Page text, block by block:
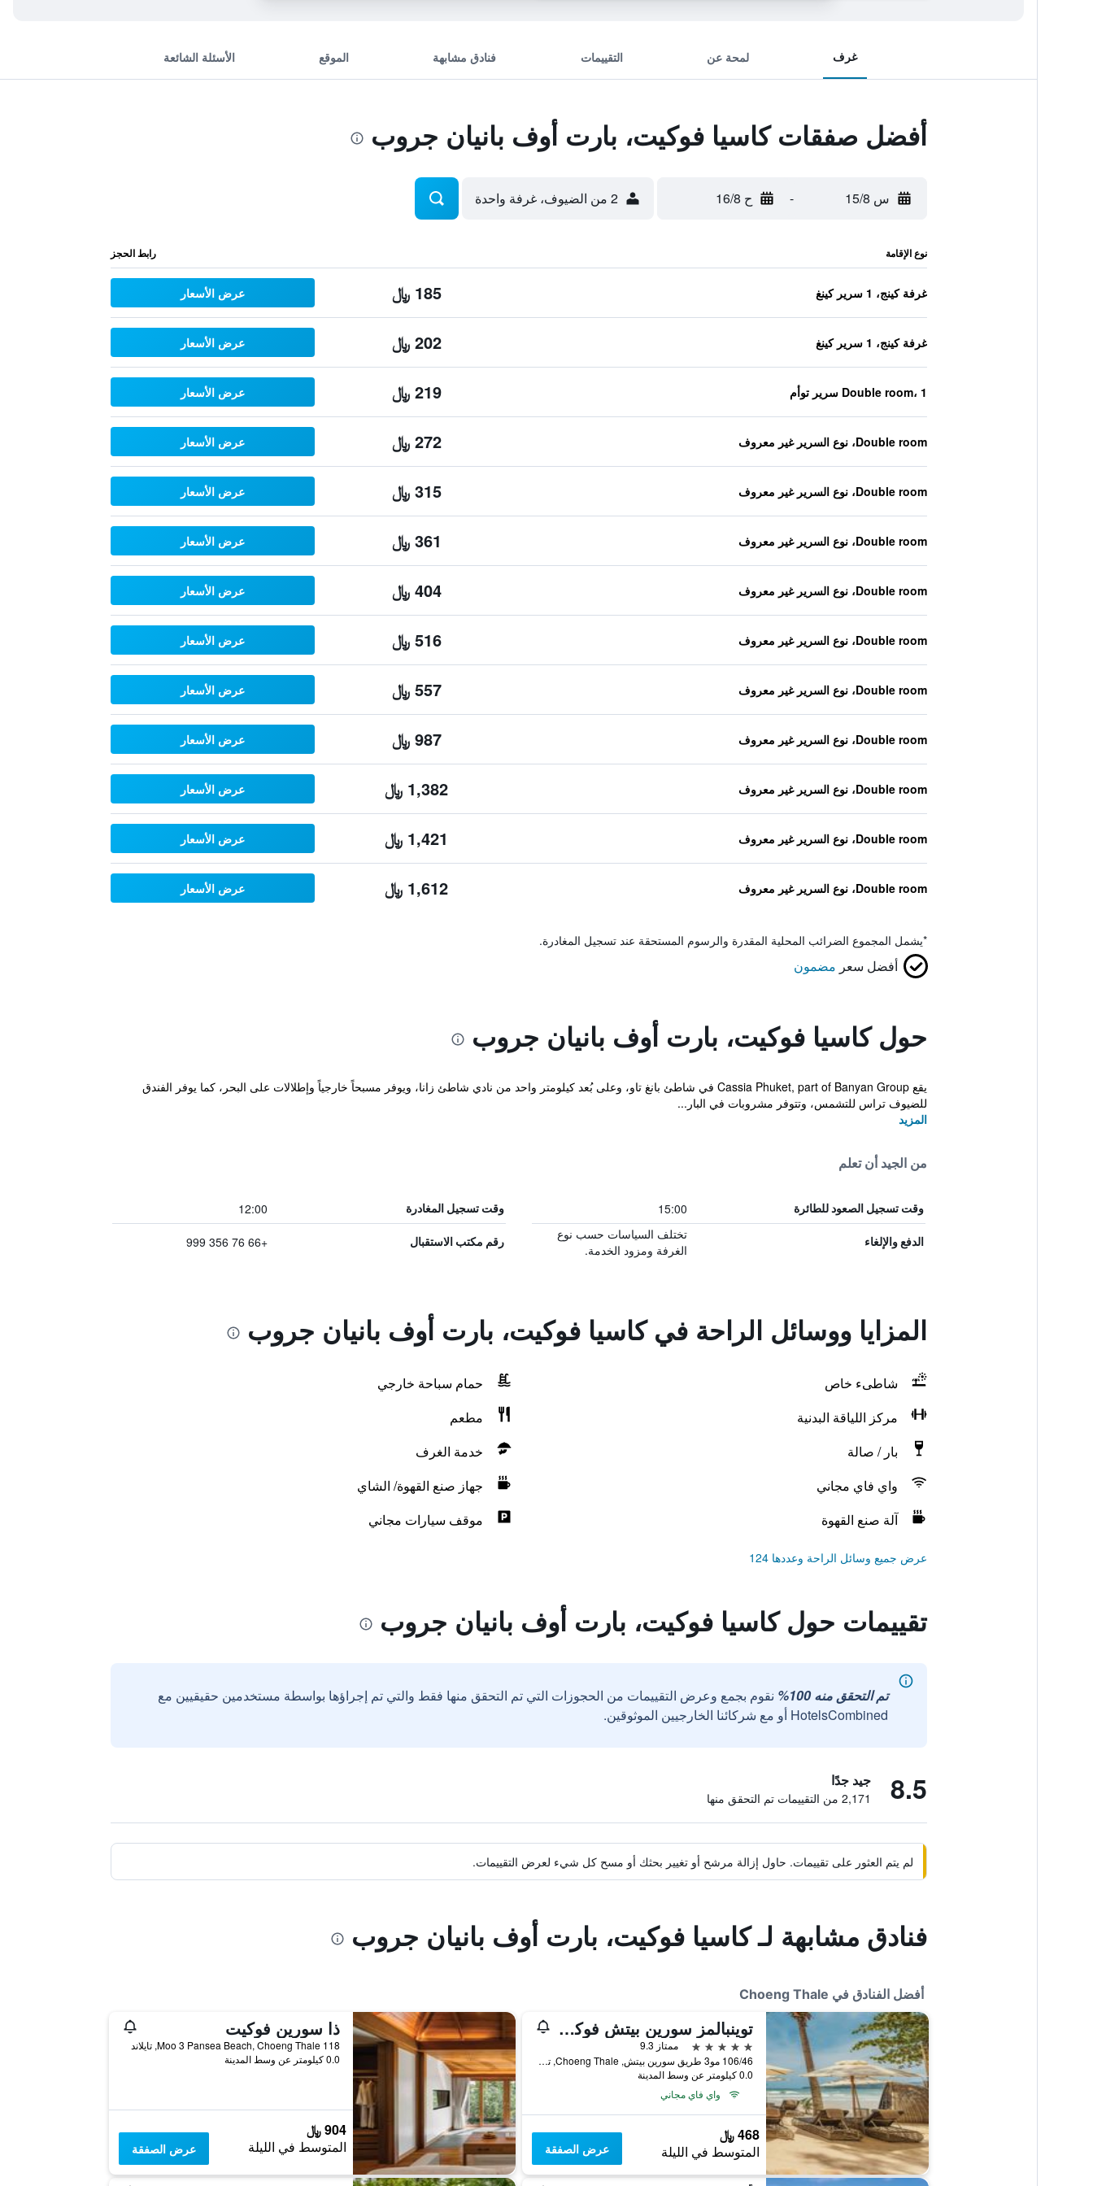
غرف لمحة عن التقييمات فنادق مشابهة الموقع الأسئلة الشائعة
أفضل صفقات كاسيا فوكيت، بارت أوف بانيان جروب
س 15/8 - ح 16/8 2 من الضيوف، غرفة واحدة
نوع الإقامة رابط الحجز
غرفة كينج، 1 سرير كينغ 185 ﷼ عرض الأسعار
غرفة كينج، 1 سرير كينغ 202 ﷼ عرض الأسعار
Double room، 1 سرير توأم 219 ﷼ عرض الأسعار
Double room، نوع السرير غير معروف 272 ﷼ عرض الأسعار
Double room، نوع السرير غير معروف 315 ﷼ عرض الأسعار
Double room، نوع السرير غير معروف 361 ﷼ عرض الأسعار
Double room، نوع السرير غير معروف 404 ﷼ عرض الأسعار
Double room، نوع السرير غير معروف 516 ﷼ عرض الأسعار
Double room، نوع السرير غير معروف 557 ﷼ عرض الأسعار
Double room، نوع السرير غير معروف 987 ﷼ عرض الأسعار
Double room، نوع السرير غير معروف 1,382 ﷼ عرض الأسعار
Double room، نوع السرير غير معروف 1,421 ﷼ عرض الأسعار
Double room، نوع السرير غير معروف 1,612 ﷼ عرض الأسعار
*يشمل المجموع الضرائب المحلية المقدرة والرسوم المستحقة عند تسجيل المغادرة.
أفضل سعر مضمون
حول كاسيا فوكيت، بارت أوف بانيان جروب
يقع Cassia Phuket, part of Banyan Group في شاطئ بانغ تاو، وعلى بُعد كيلومتر واحد من نادي شاطئ زانا، ويوفر مسبحاً خارجياً وإطلالات على البحر، كما يوفر الفندق
للضيوف تراس للتشمس، وتتوفر مشروبات في البار...
المزيد
من الجيد أن تعلم
وقت تسجيل الصعود للطائرة 15:00 وقت تسجيل المغادرة 12:00
الدفع والإلغاء
تختلف السياسات حسب نوع
الغرفة ومزود الخدمة.
رقم مكتب الاستقبال +66 76 356 999
المزايا ووسائل الراحة في كاسيا فوكيت، بارت أوف بانيان جروب
شاطىء خاص
حمام سباحة خارجي
مركز اللياقة البدنية
مطعم
بار / صالة
خدمة الغرف
واي فاي مجاني
جهاز صنع القهوة/ الشاي
آلة صنع القهوة
موقف سيارات مجاني
عرض جميع وسائل الراحة وعددها 124
تقييمات حول كاسيا فوكيت، بارت أوف بانيان جروب
تم التحقق منه 100%
نقوم بجمع وعرض التقييمات من الحجوزات التي تم التحقق منها فقط والتي تم إجراؤها بواسطة مستخدمين حقيقيين مع
HotelsCombined أو مع شركائنا الخارجيين الموثوقين.
8.5 جيد جدًا
2,171 من التقييمات تم التحقق منها
لم يتم العثور على تقييمات. حاول إزالة مرشح أو تغيير بحثك أو مسح كل شيء لعرض التقييمات.
فنادق مشابهة لـ كاسيا فوكيت، بارت أوف بانيان جروب
أفضل الفنادق في Choeng Thale
توينبالمز سورين بيتش فوكيت
5 نجوم
ممتاز 9.3
106/46 مو3 طريق سورين بيتش, Choeng Thale, تايلاند
0.0 كيلومتر عن وسط المدينة
واي فاي مجاني
468 ﷼
المتوسط في الليلة عرض الصفقة
ذا سورين فوكيت
118 Moo 3 Pansea Beach, Choeng Thale, تايلاند
0.0 كيلومتر عن وسط المدينة
904 ﷼
المتوسط في الليلة عرض الصفقة